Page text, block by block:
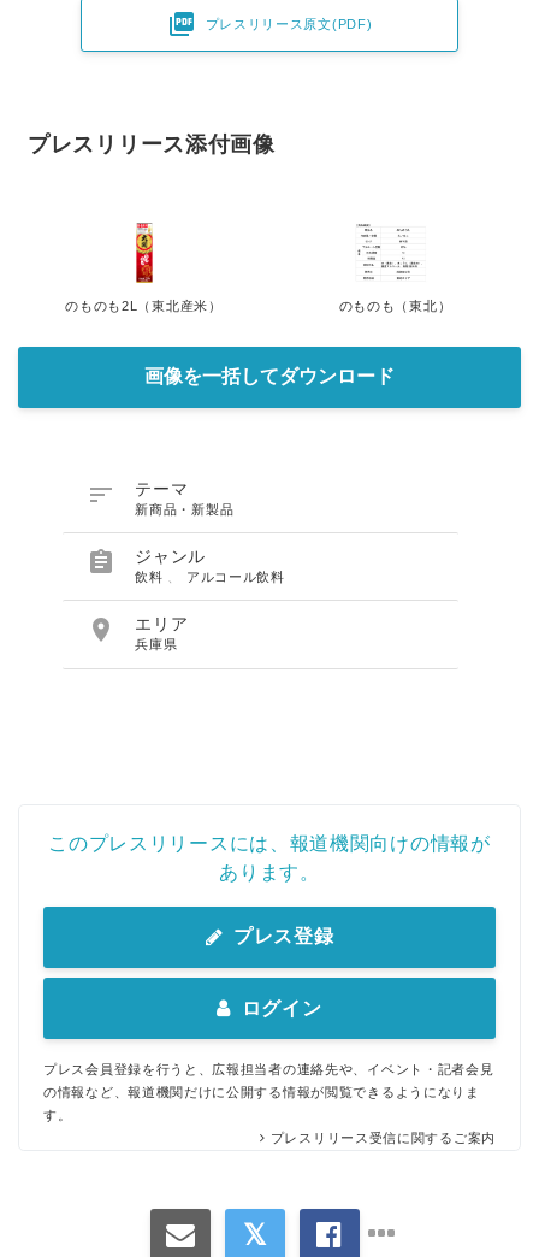
 プレスリリース原文(PDF)
プレスリリース添付画像
のものも2L（東北産米） のものも（東北）
画像を一括してダウンロード
 テーマ
新商品・新製品
 ジャンル
飲料 アルコール飲料
 エリア
兵庫県
このプレスリリースには、報道機関向けの情報が
あります。
プレス登録
ログイン
プレス会員登録を行うと、広報担当者の連絡先や、イベント・記者会見
の情報など、報道機関だけに公開する情報が閲覧できるようになりま
す。
プレスリリース受信に関するご案内